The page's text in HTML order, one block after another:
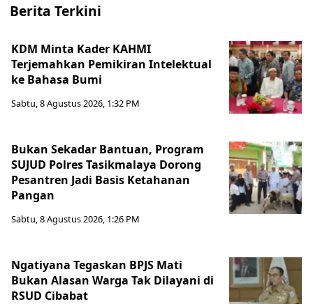
Berita Terkini
KDM Minta Kader KAHMI
Terjemahkan Pemikiran Intelektual
ke Bahasa Bumi
Sabtu, 8 Agustus 2026, 1:32 PM
Bukan Sekadar Bantuan, Program
SUJUD Polres Tasikmalaya Dorong
Pesantren Jadi Basis Ketahanan
Pangan
Sabtu, 8 Agustus 2026, 1:26 PM
Ngatiyana Tegaskan BPJS Mati
Bukan Alasan Warga Tak Dilayani di
RSUD Cibabat